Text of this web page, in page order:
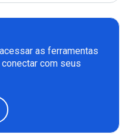
as ferramentas
com seus